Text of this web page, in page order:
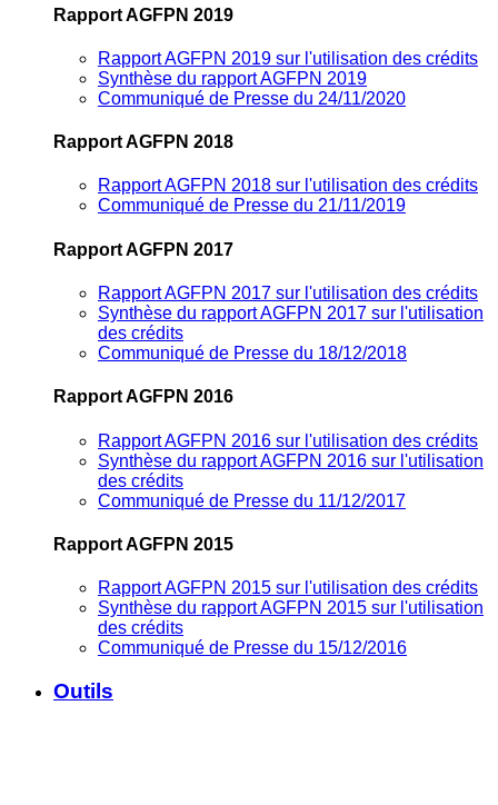
Rapport AGFPN 2019
Rapport AGFPN 2019 sur l'utilisation des crédits
Synthèse du rapport AGFPN 2019
Communiqué de Presse du 24/11/2020
Rapport AGFPN 2018
Rapport AGFPN 2018 sur l'utilisation des crédits
Communiqué de Presse du 21/11/2019
Rapport AGFPN 2017
Rapport AGFPN 2017 sur l'utilisation des crédits
Synthèse du rapport AGFPN 2017 sur l'utilisation
des crédits
Communiqué de Presse du 18/12/2018
Rapport AGFPN 2016
Rapport AGFPN 2016 sur l'utilisation des crédits
Synthèse du rapport AGFPN 2016 sur l'utilisation
des crédits
Communiqué de Presse du 11/12/2017
Rapport AGFPN 2015
Rapport AGFPN 2015 sur l'utilisation des crédits
Synthèse du rapport AGFPN 2015 sur l'utilisation
des crédits
Communiqué de Presse du 15/12/2016
Outils